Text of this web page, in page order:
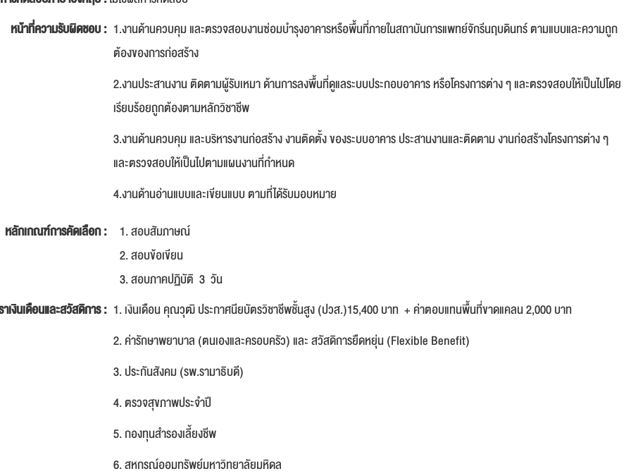
หน้าที่ความรับผิดชอบ : 1.งานด้านควบคุม และตรวจสอบงานซ่อมบำรุงอาคารหรือพื้นที่ภายในสถาบันการแพทย์จักรีนฤบดินทร์ ตามแบบและความถูก
ต้องของการก่อสร้าง
2.งานประสานงาน ติดตามผู้รับเหมา ด้านการลงพื้นที่ดูแลระบบประกอบอาคาร หรือโครงการต่าง ๆ และตรวจสอบให้เป็นไปโดย
เรียบร้อยถูกต้องตามหลักวิชาชีพ
3.งานด้านควบคุม และบริหารงานก่อสร้าง งานติดตั้ง ของระบบอาคาร ประสานงานและติดตาม งานก่อสร้างโครงการต่าง ๆ
และตรวจสอบให้เป็นไปตามแผนงานที่กำหนด
4.งานด้านอ่านแบบและเขียนแบบ ตามที่ได้รับมอบหมาย
หลักเกณฑ์การคัดเลือก :
สอบสัมภาษณ์
สอบข้อเขียน
สอบภาคปฏิบัติ 3 วัน
เงินเดือนและสวัสดิการ : 1. เงินเดือน คุณวุฒิ ประกาศนียบัตรวิชาชีพชั้นสูง (ปวส.)15,400 บาท + ค่าตอบแทนพื้นที่ขาดแคลน 2,000 บาท
2. ค่ารักษาพยาบาล (ตนเองและครอบครัว) และ สวัสดิการยืดหยุ่น (Flexible Benefit)
3. ประกันสังคม (รพ.รามาธิบดี)
4. ตรวจสุขภาพประจำปี
5. กองทุนสำรองเลี้ยงชีพ
6. สหกรณ์ออมทรัพย์มหาวิทยาลัยมหิดล